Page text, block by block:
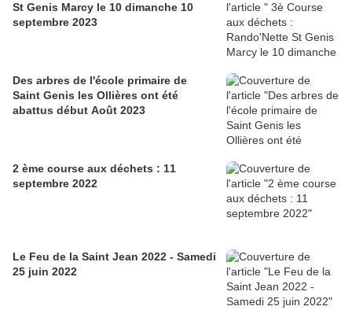
St Genis Marcy le 10 dimanche 10
septembre 2023
Des arbres de l'école primaire de
Saint Genis les Ollières ont été
abattus début Août 2023
2 ème course aux déchets : 11
septembre 2022
Le Feu de la Saint Jean 2022 - Samedi
25 juin 2022